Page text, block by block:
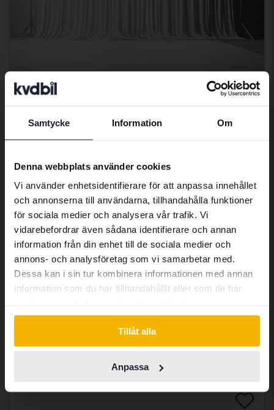
Samtycke Information Om
Denna webbplats använder cookies
Vi använder enhetsidentifierare för att anpassa innehållet
och annonserna till användarna, tillhandahålla funktioner
för sociala medier och analysera vår trafik. Vi
vidarebefordrar även sådana identifierare och annan
information från din enhet till de sociala medier och
annons- och analysföretag som vi samarbetar med.
Dessa kan i sin tur kombinera informationen med annan
information som du har tillhandahållit eller som de har
Tillåt alla
Anpassa
B4 AWD Mildhybrid, Diesel
2021
6 118 mil
Utgångspris Kommer snart
En värdering av fordonet är på gång
Kommer snart
Preferred language
We have detected that your browser
Swedish. To better service our friends
abroad we have an English language
site (kvdcars.com) that contains all the
same vehicles and services.
Continue in Swedish
Switch to...